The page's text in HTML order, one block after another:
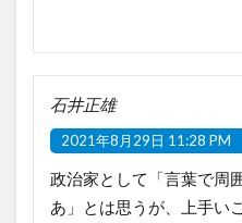
石井正雄
2021年8月29日 11:28 PM
政治家として「言葉で周
あ」とは思うが、上手い